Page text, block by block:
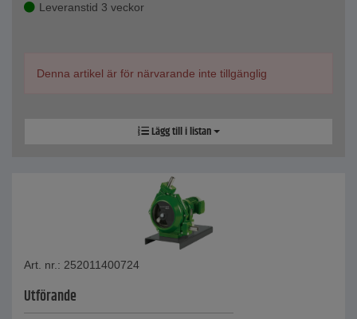
Leveranstid 3 veckor
Denna artikel är för närvarande inte tillgänglig
Lägg till i listan
Art. nr.: 252011400724
Utförande